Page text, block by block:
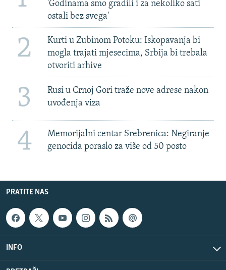
'Godinama smo gradili i za nekoliko sati
ostali bez svega'
2
Kurti u Zubinom Potoku: Iskopavanja bi
mogla trajati mjesecima, Srbija bi trebala
otvoriti arhive
3
Rusi u Crnoj Gori traže nove adrese nakon
uvođenja viza
4
Memorijalni centar Srebrenica: Negiranje
genocida poraslo za više od 50 posto
PRATITE NAS
INFO